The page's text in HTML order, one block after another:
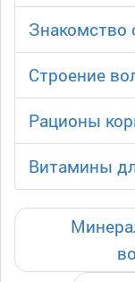
Знакомство
Строение
Рационы
Витамины